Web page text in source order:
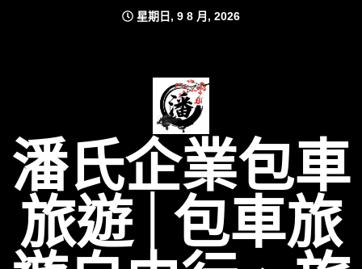
星期日, 9 8 月, 2026
潘氏企業包車
旅遊│包車旅